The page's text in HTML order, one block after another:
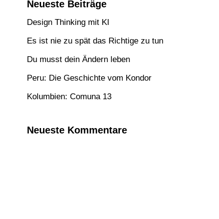
Neueste Beiträge
Design Thinking mit KI
Es ist nie zu spät das Richtige zu tun
Du musst dein Ändern leben
Peru: Die Geschichte vom Kondor
Kolumbien: Comuna 13
Neueste Kommentare